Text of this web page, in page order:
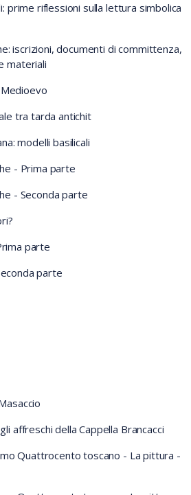
prime riflessioni sulla lettura simbolica
iscrizioni, documenti di committenza,
materiali
tra tarda antichit
modelli basilicali
- Prima parte
- Seconda parte
parte
parte
affreschi della Cappella Brancacci
Quattrocento toscano - La pittura -